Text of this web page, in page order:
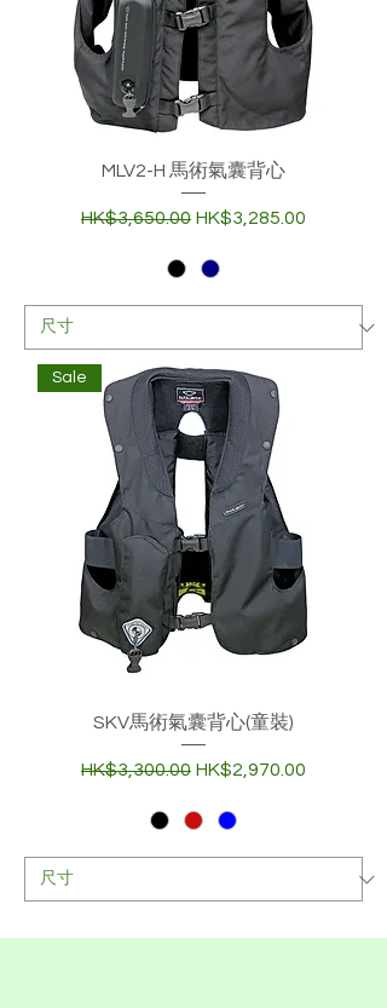
MLV2-H 馬術氣囊背心
一般價格
HK$3,650.00 促銷價格
HK$3,285.00
Sale
SKV馬術氣囊背心(童裝)
一般價格
HK$3,300.00 促銷價格
HK$2,970.00